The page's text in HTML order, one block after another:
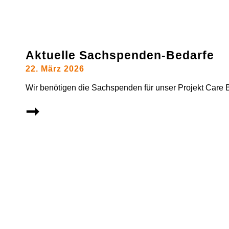
Aktuelle Sachspenden-Bedarfe
22. März 2026
Wir benötigen die Sachspenden für unser Projekt Care
➞